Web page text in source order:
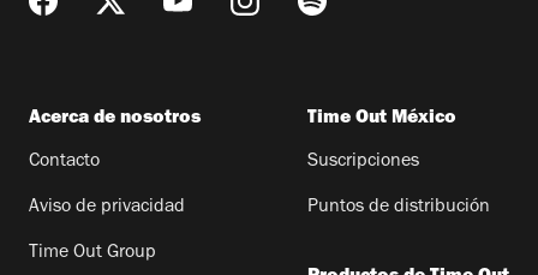
Acerca de nosotros
Contacto
Aviso de privacidad
Time Out Group
Time Out México
Suscripciones
Puntos de distribución